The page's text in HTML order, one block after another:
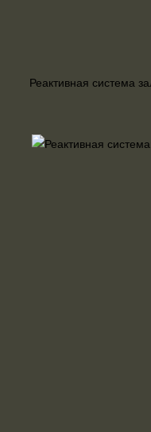
Реактивная система